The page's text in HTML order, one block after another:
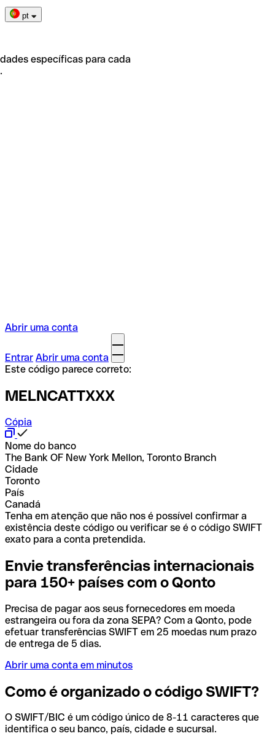
pt
específicas para cada
Abrir uma conta
Entrar Abrir uma conta
Este código parece correto:
MELNCATTXXX
Cópia
Nome do banco
The Bank OF New York Mellon, Toronto Branch
Cidade
Toronto
País
Canadá
Tenha em atenção que não nos é possível confirmar a
existência deste código ou verificar se é o código SWIFT
exato para a conta pretendida.
Envie transferências internacionais
para 150+ países com o Qonto
Precisa de pagar aos seus fornecedores em moeda
estrangeira ou fora da zona SEPA? Com a Qonto, pode
efetuar transferências SWIFT em 25 moedas num prazo
de entrega de 5 dias.
Abrir uma conta em minutos
Como é organizado o código SWIFT?
O SWIFT/BIC é um código único de 8-11 caracteres que
identifica o seu banco, país, cidade e sucursal.